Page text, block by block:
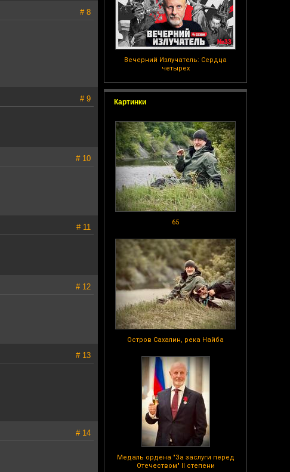
Вечерний Излучатель: Сердца
четырех
Картинки
65
Остров Сахалин, река Найба
Медаль ордена "За заслуги перед
Отечеством" II степени
# 8
# 9
# 10
# 11
# 12
# 13
# 14